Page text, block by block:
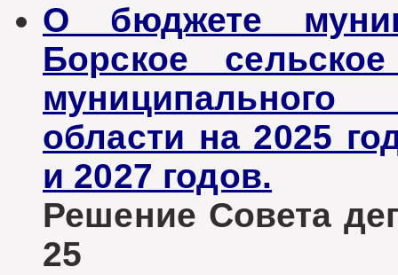
О бюджете
Борское
муниципального
области на 2025
и 2027 годов.
Решение Совета
25